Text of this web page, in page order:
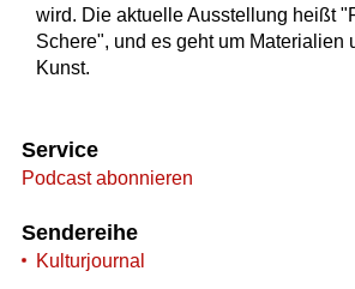
wird. Die aktuelle Ausstellung heißt
Schere", und es geht um Materialien
Kunst.
Service
Podcast abonnieren
Sendereihe
Kulturjournal